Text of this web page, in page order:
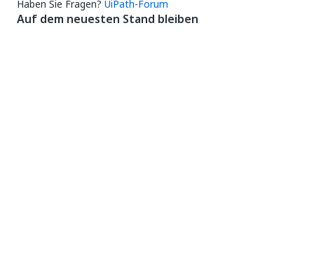
Haben Sie Fragen? UiPath-Forum
Auf dem neuesten Stand bleiben